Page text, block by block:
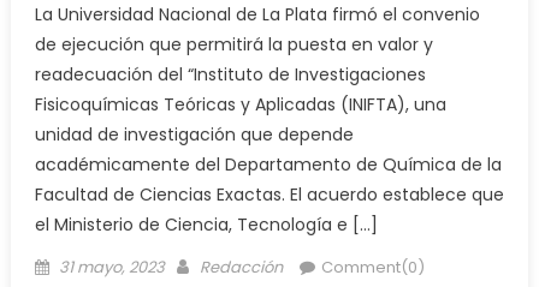
La Universidad Nacional de La Plata firmó el convenio
de ejecución que permitirá la puesta en valor y
readecuación del “Instituto de Investigaciones
Fisicoquímicas Teóricas y Aplicadas (INIFTA), una
unidad de investigación que depende
académicamente del Departamento de Química de la
Facultad de Ciencias Exactas. El acuerdo establece que
el Ministerio de Ciencia, Tecnología e […]
31 mayo, 2023 Redacción Comment(0)